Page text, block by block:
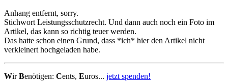
Anhang entfernt, sorry.
Stichwort Leistungsschutzrecht. Und dann auch noch ein Foto im
Artikel, das kann so richtig teuer werden.
Das hatte schon einen Grund, dass *ich* hier den Artikel nicht
verkleinert hochgeladen habe.
WirBenötigen: Cents, Euros... jetzt spenden!